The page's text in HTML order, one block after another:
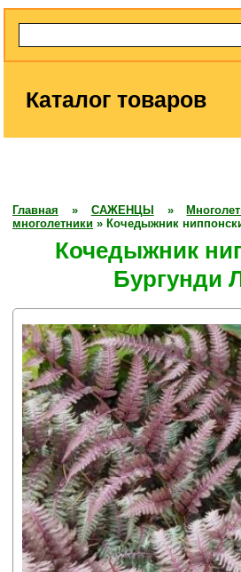
Каталог товаров
Главная » САЖЕНЦЫ »
многолетники » Кочедыжник
Кочедыжник
Бургунди